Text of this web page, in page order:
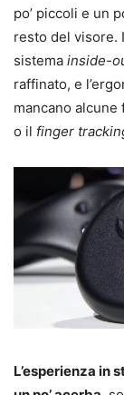
po’ piccoli e un
resto del visore.
sistema inside-
raffinato, e
mancano alcune
o il finger
L’esperienza in